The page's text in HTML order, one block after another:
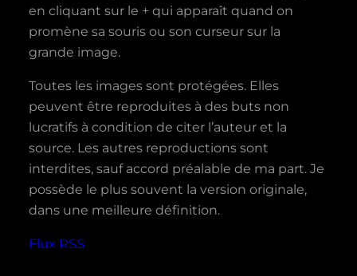
en cliquant sur le + qui apparaît quand on
promène sa souris ou son curseur sur la
grande image.
Toutes les images sont protégées. Elles
peuvent être reproduites à des buts non
lucratifs à condition de citer l’auteur et la
source. Les autres reproductions sont
interdites, sauf accord préalable de ma part. Je
possède le plus souvent la version originale,
dans une meilleure définition.
Flux RSS